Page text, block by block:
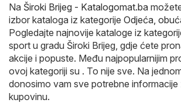
Na Široki Brijeg - Katalogomat.ba
izbor kataloga iz kategorije Odjeća,
Pogledajte najnovije kataloge iz
sport u gradu Široki Brijeg, gdje ćete
akcije i popuste. Među najpopularnijim
ovoj kategoriji su . To nije sve. Na
donosimo vam sve potrebne informacije
kupovinu.